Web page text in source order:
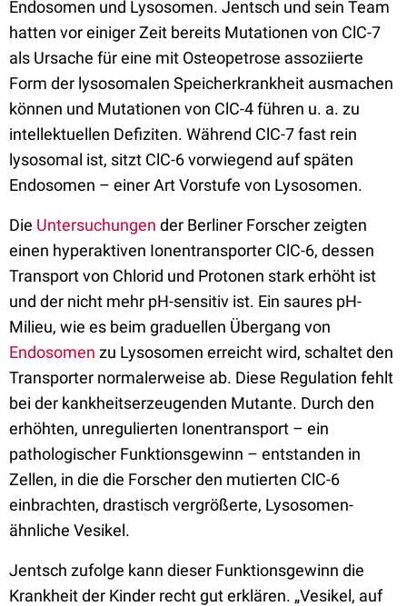
Endosomen und Lysosomen. Jentsch und sein Team
hatten vor einiger Zeit bereits Mutationen von ClC-7
als Ursache für eine mit Osteopetrose assoziierte
Form der lysosomalen Speicherkrankheit ausmachen
können und Mutationen von ClC-4 führen u. a. zu
intellektuellen Defiziten. Während ClC-7 fast rein
lysosomal ist, sitzt ClC-6 vorwiegend auf späten
Endosomen – einer Art Vorstufe von Lysosomen.
Die Untersuchungen der Berliner Forscher zeigten
einen hyperaktiven Ionentransporter ClC-6, dessen
Transport von Chlorid und Protonen stark erhöht ist
und der nicht mehr pH-sensitiv ist. Ein saures pH-
Milieu, wie es beim graduellen Übergang von
Endosomen zu Lysosomen erreicht wird, schaltet den
Transporter normalerweise ab. Diese Regulation fehlt
bei der kankheitserzeugenden Mutante. Durch den
erhöhten, unregulierten Ionentransport – ein
pathologischer Funktionsgewinn – entstanden in
Zellen, in die die Forscher den mutierten ClC-6
einbrachten, drastisch vergrößerte, Lysosomen-
ähnliche Vesikel.
Jentsch zufolge kann dieser Funktionsgewinn die
Krankheit der Kinder recht gut erklären. „Vesikel, auf